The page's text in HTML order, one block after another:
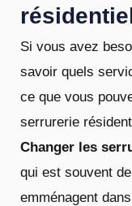
Si vous avez
savoir quels
ce que vous
serrurerie
Changer les
qui est souvent
emménagent